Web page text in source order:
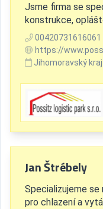
Jsme firma se
konstrukce,
00420731616061
https://
Jihomoravský kraj
Jan Štrébely
Specializujeme
pro chlazení a